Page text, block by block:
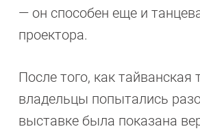
— он способен еще и
проектора.
После того, как
владельцы попытались
выставке была показана